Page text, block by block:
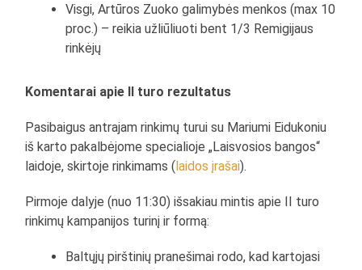
Visgi, Artūros Zuoko galimybės menkos (max 10
proc.) – reikia užliūliuoti bent 1/3 Remigijaus
rinkėjų
Komentarai apie II turo rezultatus
Pasibaigus antrajam rinkimų turui su Mariumi Eidukoniu
iš karto pakalbėjome specialioje „Laisvosios bangos“
laidoje, skirtoje rinkimams (laidos įrašai).
Pirmoje dalyje (nuo 11:30) išsakiau mintis apie II turo
rinkimų kampanijos turinį ir formą:
Baltųjų pirštinių pranešimai rodo, kad kartojasi